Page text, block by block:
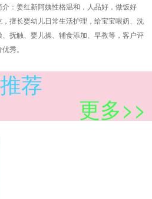
介：姜红新阿姨性格温和，人品好，做饭好
，擅长婴幼儿日常生活护理，给宝宝喂奶、洗
、抚触、婴儿操、辅食添加、早教等，客户评
秀。
荐
更多>>